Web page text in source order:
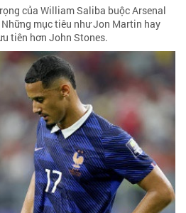
của William Saliba buộc Arsenal
mục tiêu như Jon Martin hay
tiên hơn John Stones.